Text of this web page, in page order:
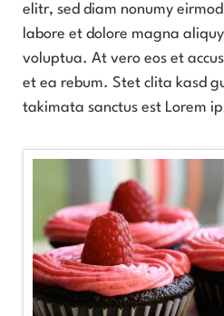
elitr, sed diam nonumy
labore et dolore magna
voluptua. At vero eos et
et ea rebum. Stet clita kasd
takimata sanctus est Lorem